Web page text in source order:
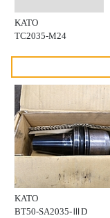
KATO
TC2035-M24
KATO
BT50-SA2035-ⅢD